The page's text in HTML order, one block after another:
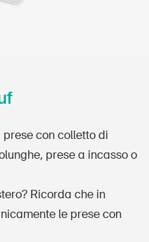
e Comuni
con colletto di
prese a incasso o
Ricorda che in
le prese con